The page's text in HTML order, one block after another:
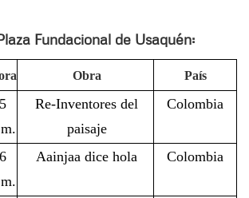
Fundacional de Usaquén:
Obra País
5
Re-Inventores del
paisaje
Colombia
6
Aainjaa dice hola Colombia